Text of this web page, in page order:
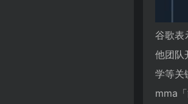
谷歌表
他团队
学等关
mma